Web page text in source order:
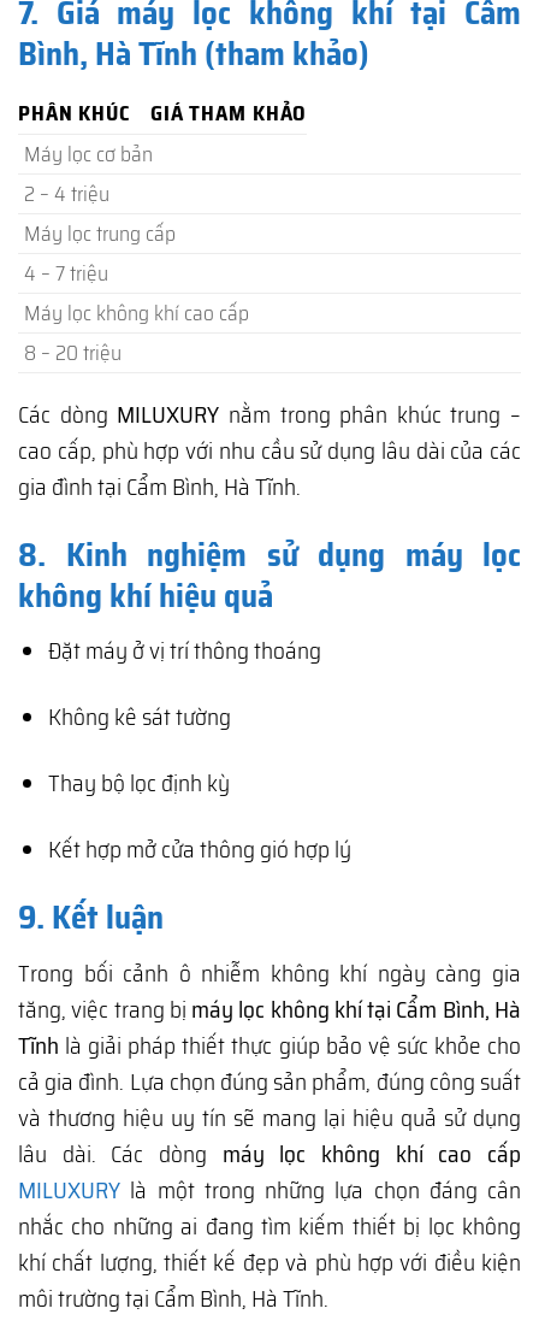
7. Giá máy lọc không khí tại Cẩm
Bình, Hà Tĩnh (tham khảo)
PHÂN KHÚC
GIÁ THAM KHẢO
Máy lọc cơ bản
2 – 4 triệu
Máy lọc trung cấp
4 – 7 triệu
Máy lọc không khí cao cấp
8 – 20 triệu
Các dòng MILUXURY nằm trong phân khúc trung –
cao cấp, phù hợp với nhu cầu sử dụng lâu dài của các
gia đình tại Cẩm Bình, Hà Tĩnh.
8. Kinh nghiệm sử dụng máy lọc
không khí hiệu quả
Đặt máy ở vị trí thông thoáng
Không kê sát tường
Thay bộ lọc định kỳ
Kết hợp mở cửa thông gió hợp lý
9. Kết luận
Trong bối cảnh ô nhiễm không khí ngày càng gia
tăng, việc trang bị máy lọc không khí tại Cẩm Bình, Hà
Tĩnh là giải pháp thiết thực giúp bảo vệ sức khỏe cho
cả gia đình. Lựa chọn đúng sản phẩm, đúng công suất
và thương hiệu uy tín sẽ mang lại hiệu quả sử dụng
lâu dài. Các dòng máy lọc không khí cao cấp
MILUXURY là một trong những lựa chọn đáng cân
nhắc cho những ai đang tìm kiếm thiết bị lọc không
khí chất lượng, thiết kế đẹp và phù hợp với điều kiện
môi trường tại Cẩm Bình, Hà Tĩnh.